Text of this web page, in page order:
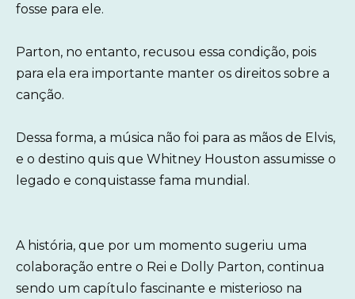
fosse para ele.
Parton, no entanto, recusou essa condição, pois
para ela era importante manter os direitos sobre a
canção.
Dessa forma, a música não foi para as mãos de Elvis,
e o destino quis que Whitney Houston assumisse o
legado e conquistasse fama mundial.
A história, que por um momento sugeriu uma
colaboração entre o Rei e Dolly Parton, continua
sendo um capítulo fascinante e misterioso na